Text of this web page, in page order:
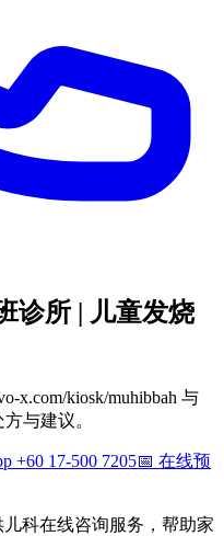
诊所 | 儿童发烧
x.com/kiosk/muhibbah 与
与建议。
+60 17-500 7205📅 在线预
科在线咨询服务，帮助家